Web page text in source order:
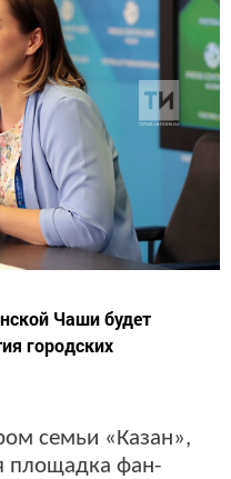
Чаши будет
городских
семьи «Казан»,
площадка фан-